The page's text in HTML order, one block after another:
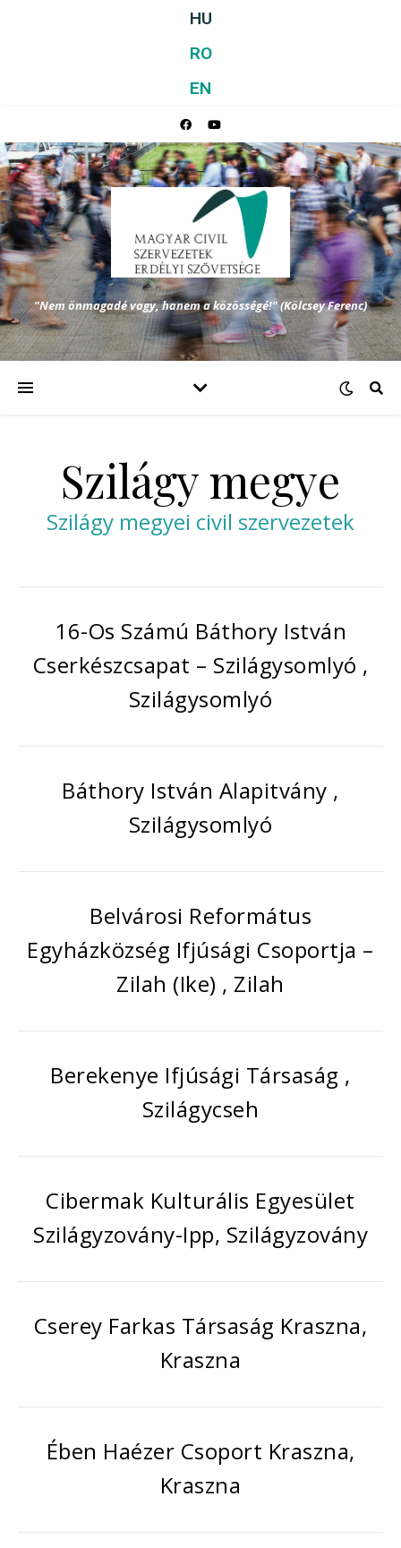
HU
RO
EN
"Nem önmagadé vagy, hanem a közösségé!" (Kölcsey Ferenc)
Szilágy megye
Szilágy megyei civil szervezetek
16-Os Számú Báthory István
Cserkészcsapat – Szilágysomlyó ,
Szilágysomlyó
Báthory István Alapitvány ,
Szilágysomlyó
Belvárosi Református
Egyházközség Ifjúsági Csoportja –
Zilah (Ike) , Zilah
Berekenye Ifjúsági Társaság ,
Szilágycseh
Cibermak Kulturális Egyesület
Szilágyzovány-Ipp, Szilágyzovány
Cserey Farkas Társaság Kraszna,
Kraszna
Ében Haézer Csoport Kraszna,
Kraszna